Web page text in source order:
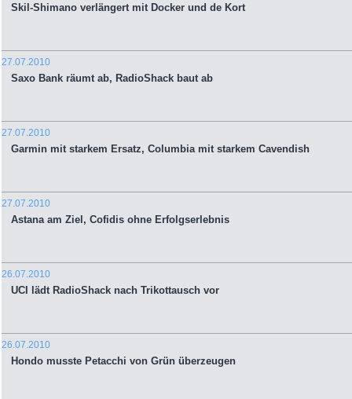
Skil-Shimano verlängert mit Docker und de Kort
27.07.2010
Saxo Bank räumt ab, RadioShack baut ab
27.07.2010
Garmin mit starkem Ersatz, Columbia mit starkem Cavendish
27.07.2010
Astana am Ziel, Cofidis ohne Erfolgserlebnis
26.07.2010
UCI lädt RadioShack nach Trikottausch vor
26.07.2010
Hondo musste Petacchi von Grün überzeugen